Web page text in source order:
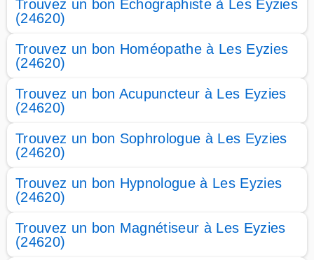
Trouvez un bon Echographiste à Les Eyzies
(24620)
Trouvez un bon Homéopathe à Les Eyzies
(24620)
Trouvez un bon Acupuncteur à Les Eyzies
(24620)
Trouvez un bon Sophrologue à Les Eyzies
(24620)
Trouvez un bon Hypnologue à Les Eyzies
(24620)
Trouvez un bon Magnétiseur à Les Eyzies
(24620)